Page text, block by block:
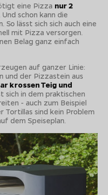
eine Pizza nur 2
schon kann die
So lässt sich sich auch eine
mit Pizza versorgen.
Belag ganz einfach
auf ganzer Linie:
und der Pizzastein aus
krossen Teig und
sich in dem praktischen
- auch zum Beispiel
Tortillas sind kein Problem
dem Speiseplan.